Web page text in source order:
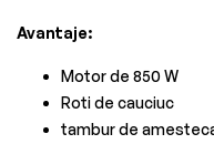
Avantaje:
Motor de 850 W
Roti de cauciuc
tambur de